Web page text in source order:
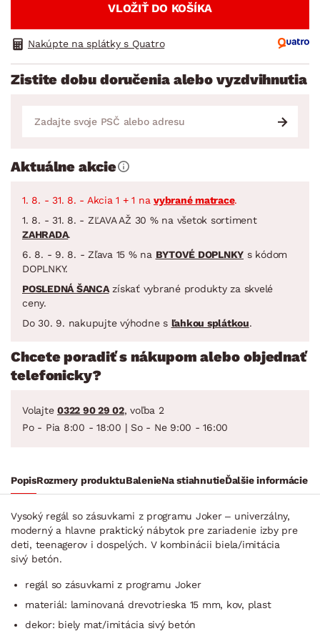
VLOŽIŤ DO KOŠÍKA
Nakúpte na splátky s Quatro
Zistite dobu doručenia alebo vyzdvihnutia
Aktuálne akcie
1. 8. - 31. 8. - Akcia 1 + 1 na vybrané matrace.
1. 8. - 31. 8. - ZĽAVA AŽ 30 % na všetok sortiment
ZAHRADA.
6. 8. - 9. 8. - Zľava 15 % na BYTOVÉ DOPLNKY s kódom
DOPLNKY.
POSLEDNÁ ŠANCAzískať vybrané produkty za skvelé
ceny.
Do 30. 9. nakupujte výhodne s ľahkou splátkou.
Chcete poradiť s nákupom alebo objednať
telefonicky?
Volajte 0322 90 29 02, voľba 2
Po - Pia 8:00 - 18:00 | So - Ne 9:00 - 16:00
PopisRozmery produktuBalenieNa stiahnutieĎalšie informácie
Vysoký regál so zásuvkami z programu Joker – univerzálny,
moderný a hlavne praktický nábytok pre zariadenie izby pre
deti, teenagerov i dospelých. V kombinácii biela/imitácia
sivý betón.
regál so zásuvkami z programu Joker
materiál: laminovaná drevotrieska 15 mm, kov, plast
dekor: biely mat/imitácia sivý betón